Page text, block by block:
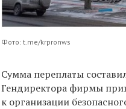
Фото: t.me/krpronws
Сумма переплаты
Гендиректора фирмы
к организации